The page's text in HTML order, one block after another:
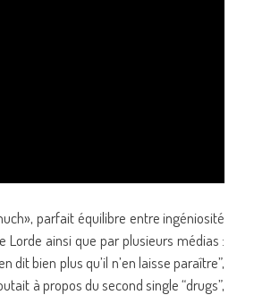
parfait équilibre entre ingéniosité
Lorde ainsi que par plusieurs médias :
bien plus qu’il n’en laisse paraître”,
à propos du second single “drugs”,